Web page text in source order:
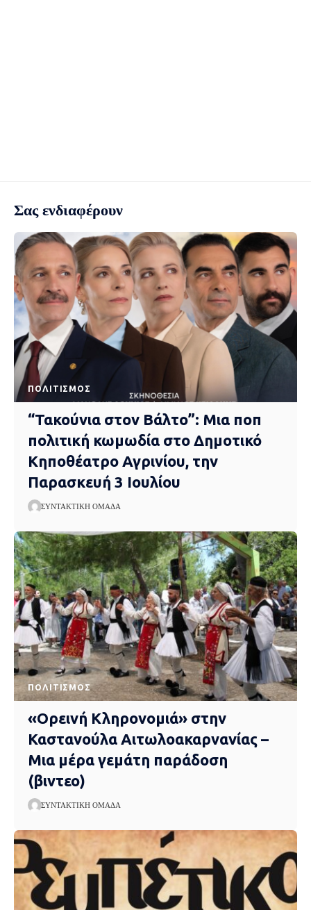
Σας ενδιαφέρουν
ΠΟΛΙΤΙΣΜΌΣ
“Τακούνια στον Βάλτο”: Μια ποπ
πολιτική κωμωδία στο Δημοτικό
Κηποθέατρο Αγρινίου, την
Παρασκευή 3 Ιουλίου
ΣΥΝΤΑΚΤΙΚΉ ΟΜΆΔΑ
ΠΟΛΙΤΙΣΜΌΣ
«Ορεινή Κληρονομιά» στην
Καστανούλα Αιτωλοακαρνανίας –
Μια μέρα γεμάτη παράδοση
(βιντεο)
ΣΥΝΤΑΚΤΙΚΉ ΟΜΆΔΑ